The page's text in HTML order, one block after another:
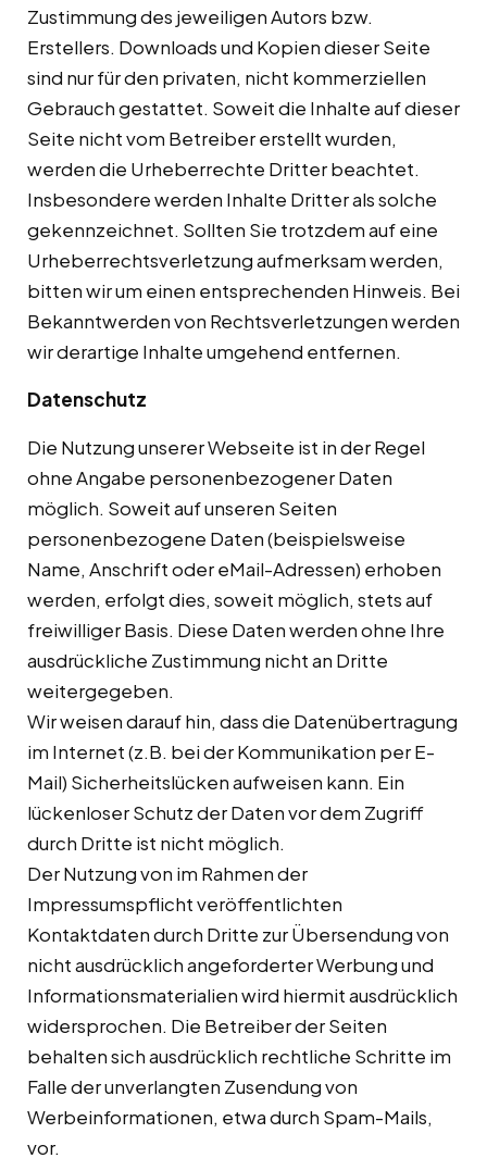
Zustimmung des jeweiligen Autors bzw.
Erstellers. Downloads und Kopien dieser Seite
sind nur für den privaten, nicht kommerziellen
Gebrauch gestattet. Soweit die Inhalte auf dieser
Seite nicht vom Betreiber erstellt wurden,
werden die Urheberrechte Dritter beachtet.
Insbesondere werden Inhalte Dritter als solche
gekennzeichnet. Sollten Sie trotzdem auf eine
Urheberrechtsverletzung aufmerksam werden,
bitten wir um einen entsprechenden Hinweis. Bei
Bekanntwerden von Rechtsverletzungen werden
wir derartige Inhalte umgehend entfernen.
Datenschutz
Die Nutzung unserer Webseite ist in der Regel
ohne Angabe personenbezogener Daten
möglich. Soweit auf unseren Seiten
personenbezogene Daten (beispielsweise
Name, Anschrift oder eMail-Adressen) erhoben
werden, erfolgt dies, soweit möglich, stets auf
freiwilliger Basis. Diese Daten werden ohne Ihre
ausdrückliche Zustimmung nicht an Dritte
weitergegeben.
Wir weisen darauf hin, dass die Datenübertragung
im Internet (z.B. bei der Kommunikation per E-
Mail) Sicherheitslücken aufweisen kann. Ein
lückenloser Schutz der Daten vor dem Zugriff
durch Dritte ist nicht möglich.
Der Nutzung von im Rahmen der
Impressumspflicht veröffentlichten
Kontaktdaten durch Dritte zur Übersendung von
nicht ausdrücklich angeforderter Werbung und
Informationsmaterialien wird hiermit ausdrücklich
widersprochen. Die Betreiber der Seiten
behalten sich ausdrücklich rechtliche Schritte im
Falle der unverlangten Zusendung von
Werbeinformationen, etwa durch Spam-Mails,
vor.